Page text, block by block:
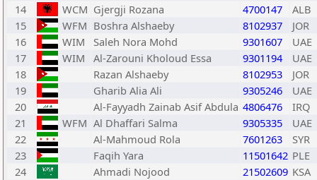
14
WCM Gjergji Rozana 4700147
ALB
15
WFM Boshra Alshaeby 8102937
JOR
16
WIM Saleh Nora Mohd 9301607
UAE
17
WIM Al-Zarouni Kholoud Essa 9301194
UAE
18
Razan Alshaeby 8102953
JOR
19
Gharib Alia Ali 9305246
UAE
20
Al-Fayyadh Zainab Asif Abdula 4806476
IRQ
21
WFM Al Dhaffari Salma 9305335
UAE
22
Al-Mahmoud Rola 7601263
SYR
23
Faqih Yara 11501642 PLE
24
Ahmadi Nojood 21502609 KSA